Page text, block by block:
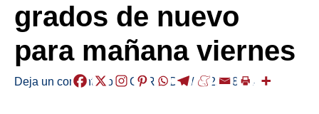
grados de nuevo
para mañana viernes
Deja un comentario /EGURALDIA/ 2025-08-14